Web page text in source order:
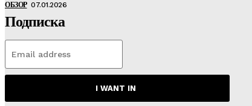
ОБЗОР 07.01.2026
Подписка
I WANT IN